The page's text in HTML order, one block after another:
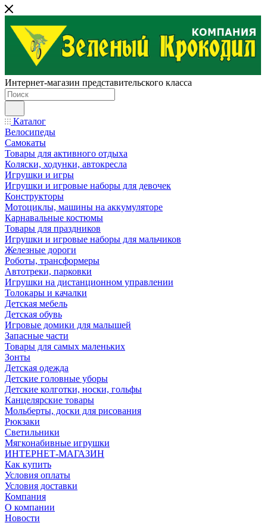
Интернет-магазин представительского класса
Каталог
Велосипеды
Самокаты
Товары для активного отдыха
Коляски, ходунки, автокресла
Игрушки и игры
Игрушки и игровые наборы для девочек
Конструкторы
Мотоциклы, машины на аккумуляторе
Карнавальные костюмы
Товары для праздников
Игрушки и игровые наборы для мальчиков
Железные дороги
Роботы, трансформеры
Автотреки, парковки
Игрушки на дистанционном управлении
Толокары и качалки
Детская мебель
Детская обувь
Игровые домики для малышей
Запасные части
Товары для самых маленьких
Зонты
Детская одежда
Детские головные уборы
Детские колготки, носки, гольфы
Канцелярские товары
Мольберты, доски для рисования
Рюкзаки
Светильники
Мягконабивные игрушки
ИНТЕРНЕТ-МАГАЗИН
Как купить
Условия оплаты
Условия доставки
Компания
О компании
Новости